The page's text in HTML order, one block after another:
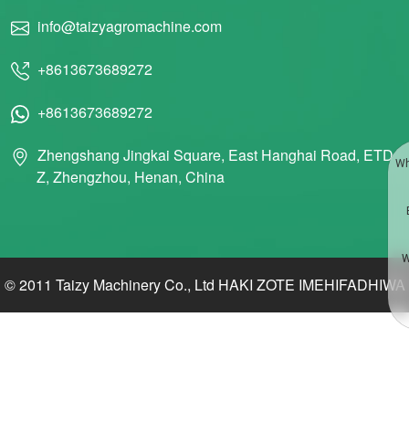
info@taizyagromachine.com
+8613673689272
+8613673689272
Zhengshang Jingkai Square, East Hanghai Road, ETD
Z, Zhengzhou, Henan, China
© 2011 Taizy Machinery Co., Ltd HAKI ZOTE IMEHIFADHIWA